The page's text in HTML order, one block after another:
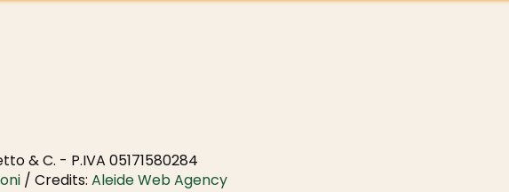
& C. - P.IVA 05171580284
/ Credits: Aleide Web Agency